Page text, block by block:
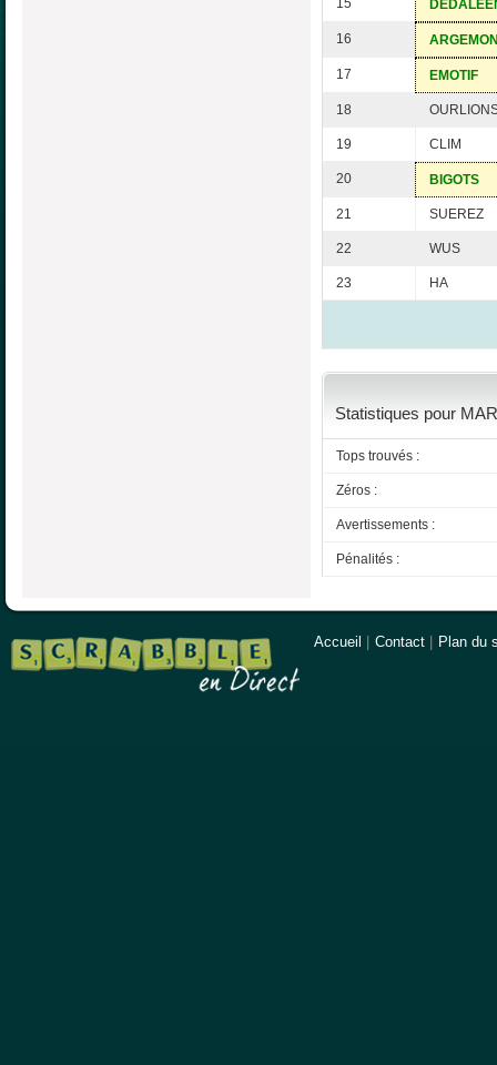
15
16
17 EMOTIF
18
19 CLIM
20 BIGOTS
21 SUEREZ
22 WUS
23 HA
Statistiques pour
Tops trouvés :
Zéros :
Avertissements :
Pénalités :
Accueil Contact Plan du